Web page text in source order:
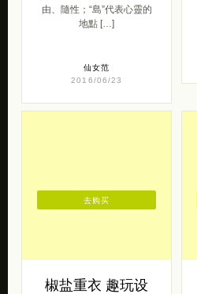
由、隨性；“島”代表心靈的
地點 […]
仙女范
2016/06/23
椒盐重衣 趣玩设
去购买